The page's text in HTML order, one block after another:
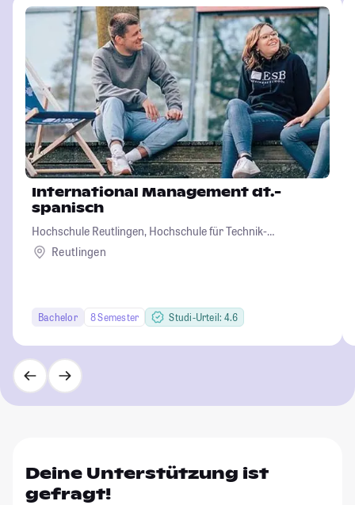
International Management dt.-
spanisch
Hochschule Reutlingen, Hochschule für Technik-
Wirtschaft-Informatik-Design
Reutlingen
Bachelor 8 Semester Studi-Urteil: 4.6
Deine Unterstützung ist
gefragt!